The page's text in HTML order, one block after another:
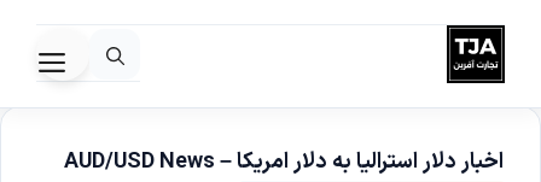
به
محتوااخبار دلار استرالیا به دلار امریکا – AUD/USD News